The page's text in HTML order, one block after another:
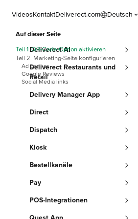
VideosKontaktDeliverect.com Deutsch
Deliverect AI
Deliverect Restaurants und
Retail
Delivery Manager App
Direct
Dispatch
Kiosk
Bestellkanäle
Pay
POS-Integrationen
Auf dieser Seite
Teil 1. QR-Code-Option aktivieren
Teil 2. Marketing-Seite konfigurieren
Ad banner
Google Reviews
Social Media links